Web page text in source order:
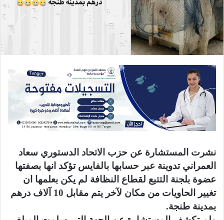
نشرت المستشارة عن حزب الاتحاد الدستوري سعاد
العمراني تدوينة عبر حسابها بالفايس تؤكد انها بصفتها
عضوة بلجنة التتبع لقطاع النظافة لم يكن بعلمها ان
تغيير الحاويات من مكان لآخر يتم مقابل 10 آلاف درهم
بمدينة طنجة.